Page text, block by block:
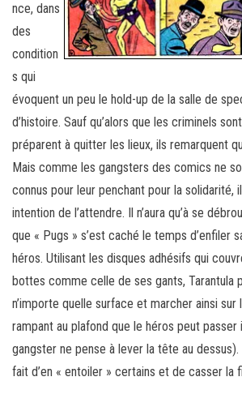
nce, dans
des
condition
s qui
évoquent un peu le hold-up de la salle de
d’histoire. Sauf qu’alors que les criminels
préparent à quitter les lieux, ils remarquent
Mais comme les gangsters des comics ne
connus pour leur penchant pour la solidarité,
intention de l’attendre. Il n’aura qu’à se
que « Pugs » s’est caché le temps d’enfiler
héros. Utilisant les disques adhésifs qui
bottes comme celle de ses gants, Tarantula
n’importe quelle surface et marcher ainsi sur
rampant au plafond que le héros peut passer
gangster ne pense à lever la tête au
fait d’en « entoiler » certains et de casser la